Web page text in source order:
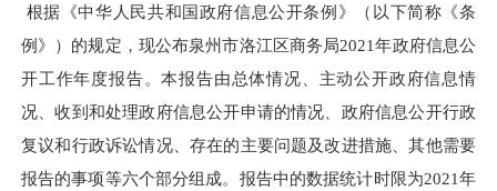
根据《中华人民共和国政府信息公开条例》（以下简称《条
例》）的规定，现公布泉州市洛江区商务局2021年政府信息公
开工作年度报告。本报告由总体情况、主动公开政府信息情
况、收到和处理政府信息公开申请的情况、政府信息公开行政
复议和行政诉讼情况、存在的主要问题及改进措施、其他需要
报告的事项等六个部分组成。 报告中的数据统计时限为2021年